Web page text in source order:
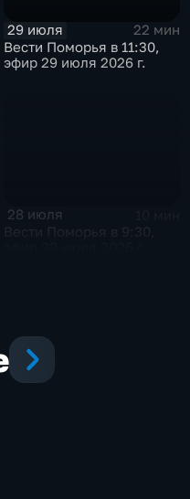
29 июля
22 мин
Вести Поморья в 11:30,
эфир 29 июля 2026 г.
28 июля